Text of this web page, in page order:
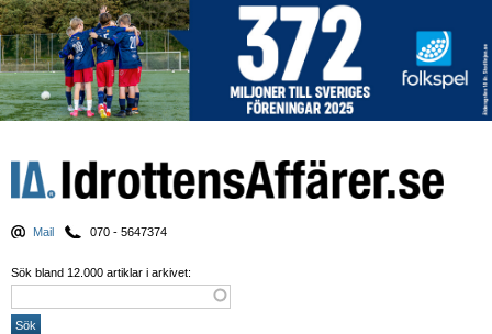
Mail 070 - 5647374
Sök bland 12.000 artiklar i arkivet: